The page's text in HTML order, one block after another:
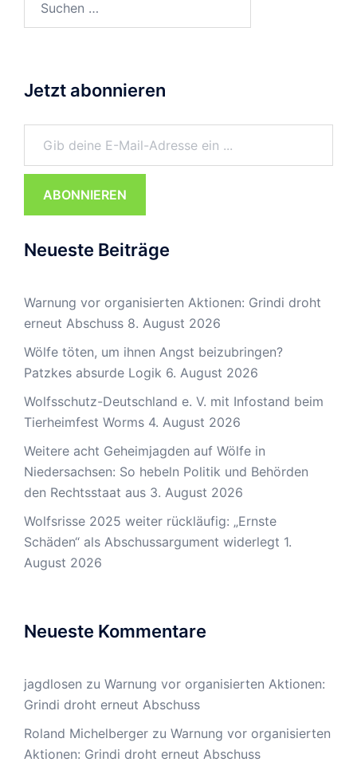
nach:
Jetzt abonnieren
Gib deine E-Mail-Adresse ein ...
ABONNIEREN
Neueste Beiträge
Warnung vor organisierten Aktionen: Grindi droht
erneut Abschuss 8. August 2026
Wölfe töten, um ihnen Angst beizubringen?
Patzkes absurde Logik 6. August 2026
Wolfsschutz-Deutschland e. V. mit Infostand beim
Tierheimfest Worms 4. August 2026
Weitere acht Geheimjagden auf Wölfe in
Niedersachsen: So hebeln Politik und Behörden
den Rechtsstaat aus 3. August 2026
Wolfsrisse 2025 weiter rückläufig: „Ernste
Schäden“ als Abschussargument widerlegt 1.
August 2026
Neueste Kommentare
jagdlosen zu Warnung vor organisierten Aktionen:
Grindi droht erneut Abschuss
Roland Michelberger zu Warnung vor organisierten
Aktionen: Grindi droht erneut Abschuss